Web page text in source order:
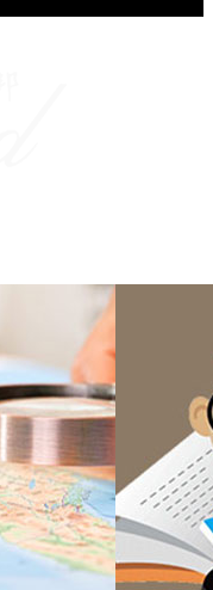
北京市朝阳区建国门外大街甲6号华熙国际中心D座11层1102室售后服务中心（需提前预约）